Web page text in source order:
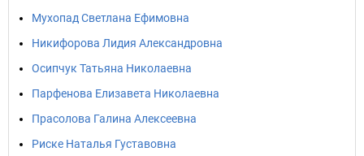
Мухопад Светлана Ефимовна
Никифорова Лидия Александровна
Осипчук Татьяна Николаевна
Парфенова Елизавета Николаевна
Прасолова Галина Алексеевна
Риске Наталья Густавовна